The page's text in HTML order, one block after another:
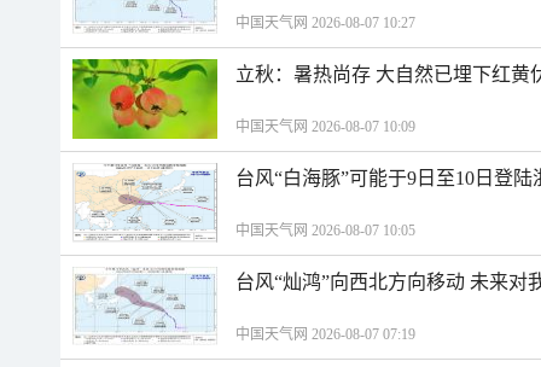
中国天气网 2026-08-07 10:27
立秋：暑热尚存 大自然已埋下红黄
中国天气网 2026-08-07 10:09
台风“白海豚”可能于9日至10日登陆
中国天气网 2026-08-07 10:05
台风“灿鸿”向西北方向移动 未来对
中国天气网 2026-08-07 07:19